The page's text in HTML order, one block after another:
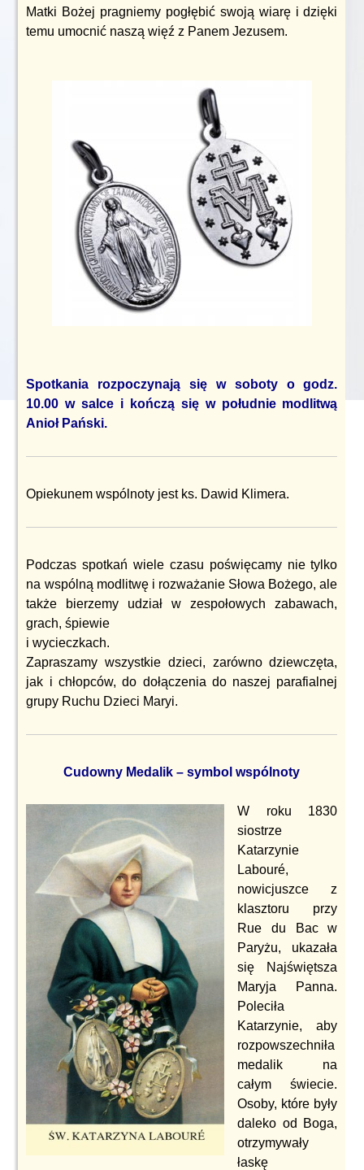
Matki Bożej pragniemy pogłębić swoją wiarę i dzięki
temu umocnić naszą więź z Panem Jezusem.
Spotkania rozpoczynają się w soboty o godz.
10.00 w salce i kończą się w południe modlitwą
Anioł Pański.
Opiekunem wspólnoty jest ks. Dawid Klimera.
Podczas spotkań wiele czasu poświęcamy nie tylko
na wspólną modlitwę i rozważanie Słowa Bożego, ale
także bierzemy udział w zespołowych zabawach,
grach, śpiewie
i wycieczkach.
Zapraszamy wszystkie dzieci, zarówno dziewczęta,
jak i chłopców, do dołączenia do naszej parafialnej
grupy Ruchu Dzieci Maryi.
Cudowny Medalik – symbol wspólnoty
W roku 1830
siostrze
Katarzynie
Labouré,
nowicjuszce z
klasztoru przy
Rue du Bac w
Paryżu, ukazała
się Najświętsza
Maryja Panna.
Poleciła
Katarzynie, aby
rozpowszechniła
medalik na
całym świecie.
Osoby, które były
daleko od Boga,
otrzymywały
łaskę